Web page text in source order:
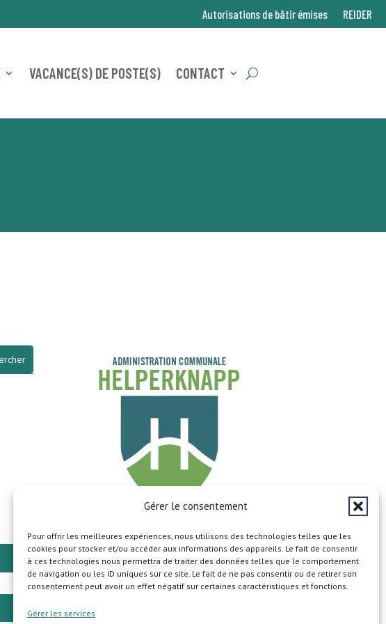
Gérer le consentement
Pour offrir les meilleures expériences, nous utilisons des technologies telles que les
cookies pour stocker et/ou accéder aux informations des appareils. Le fait de consentir
à ces technologies nous permettra de traiter des données telles que le comportement
de navigation ou les ID uniques sur ce site. Le fait de ne pas consentir ou de retirer son
consentement peut avoir un effet négatif sur certaines caractéristiques et fonctions.
Gérer les services
Autorisations de bâtir émises REIDER
VACANCE(S) DE POSTE(S) CONTACT
Copyright © 2026
Plan du site